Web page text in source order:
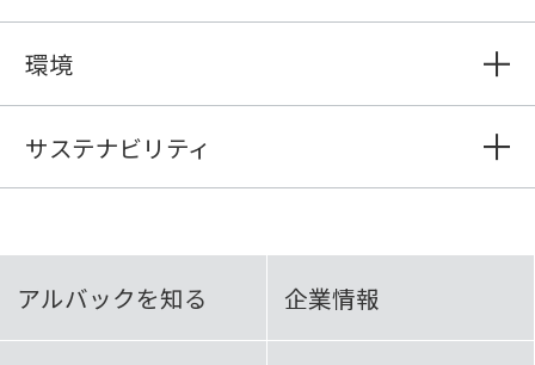
環境
サステナビリティ
アルバックを知る 企業情報